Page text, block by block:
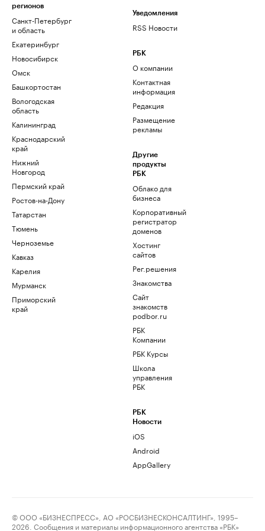
регионов
Санкт-Петербург
и область
Екатеринбург
Новосибирск
Омск
Башкортостан
Вологодская
область
Калининград
Краснодарский
край
Нижний
Новгород
Пермский край
Ростов-на-Дону
Татарстан
Тюмень
Черноземье
Кавказ
Карелия
Мурманск
Приморский
край
Уведомления
RSS Новости
РБК
О компании
Контактная
информация
Редакция
Размещение
рекламы
Другие
продукты
РБК
Облако для
бизнеса
Корпоративный
регистратор
доменов
Хостинг
сайтов
Рег.решения
Знакомства
Сайт
знакомств
podbor.ru
РБК
Компании
РБК Курсы
Школа
управления
РБК
РБК
Новости
iOS
Android
AppGallery
© ООО «БИЗНЕСПРЕСС», АО «РОСБИЗНЕСКОНСАЛТИНГ», 1995–
2026. Сообщения и материалы информационного агентства «РБК»